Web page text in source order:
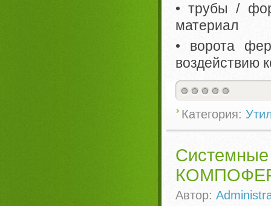
• трубы /
материал
• ворота
воздействию
Категория:
Автор: